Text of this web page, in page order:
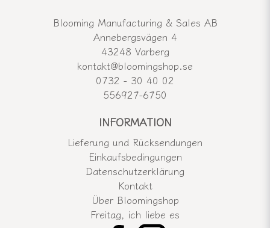
Blooming Manufacturing & Sales AB
Annebergsvägen 4
43248 Varberg
kontakt@bloomingshop.se
0732 - 30 40 02
556927-6750
INFORMATION
Lieferung und Rücksendungen
Einkaufsbedingungen
Datenschutzerklärung
Kontakt
Über Bloomingshop
Freitag, ich liebe es